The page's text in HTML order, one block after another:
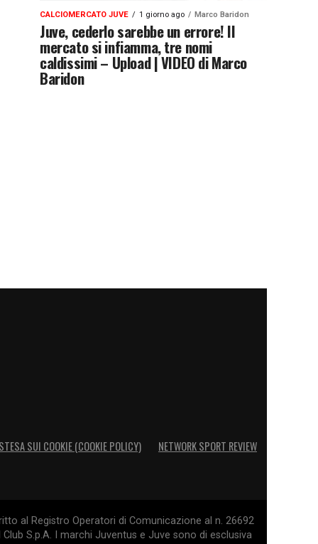
CALCIOMERCATO JUVE 1 giorno ago Marco Baridon
Juve, cederlo sarebbe un errore! Il
mercato si infiamma, tre nomi
caldissimi – Upload | VIDEO di Marco
Baridon
SUI COOKIE (COOKIE POLICY) NETWORK SPORT REVIEW
al Registro Operatori di Comunicazione al n. 26692
S.p.A. I marchi Juventus e Juve sono di esclusiva